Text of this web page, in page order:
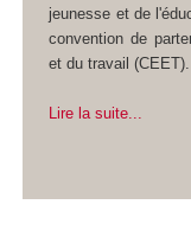
jeunesse et de
convention de
et du travail (CEET).
Lire la suite...